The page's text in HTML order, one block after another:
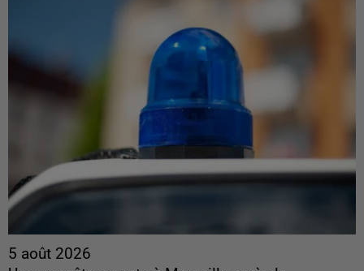
5 août 2026